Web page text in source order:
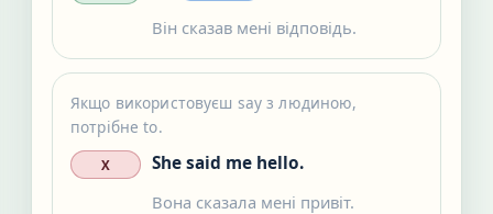
Він сказав мені відповідь.
Якщо використовуєш say з людиною,
потрібне to.
X She said me hello.
Вона сказала мені привіт.